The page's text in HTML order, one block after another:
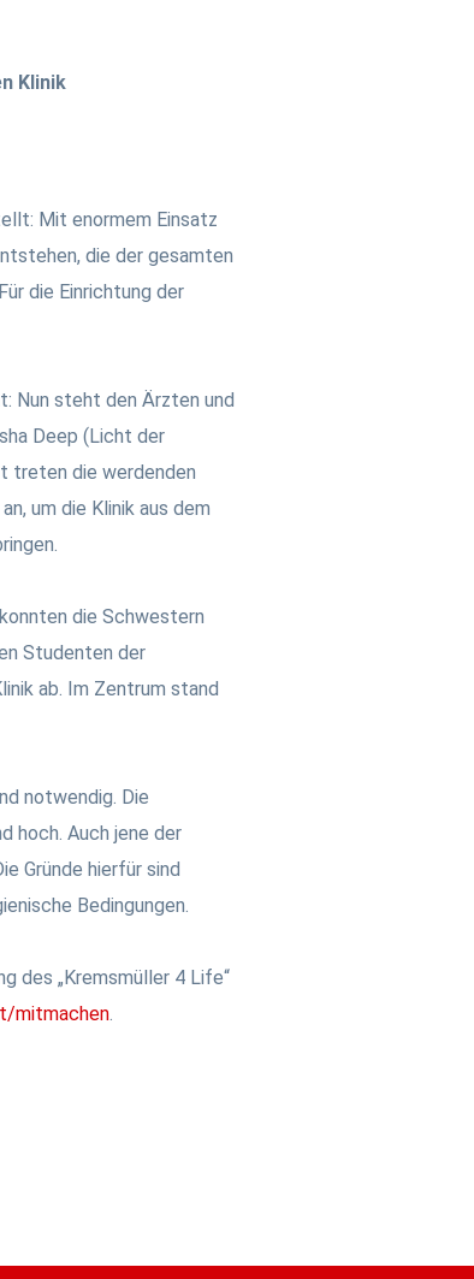
Klinik
Mit enormem Einsatz
die der gesamten
die Einrichtung der
Nun steht den Ärzten und
Deep (Licht der
treten die werdenden
um die Klinik aus dem
die Schwestern
Studenten der
ab. Im Zentrum stand
notwendig. Die
hoch. Auch jene der
Gründe hierfür sind
Bedingungen.
des „Kremsmüller 4 Life“
mitmachen.